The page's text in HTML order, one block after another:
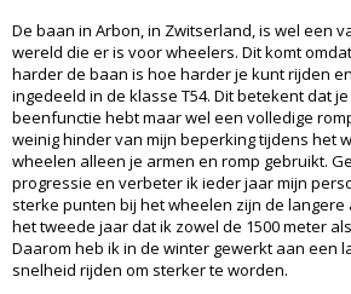
De baan in Arbon, in Zwitserland, is wel een
wereld die er is voor wheelers. Dit komt
harder de baan is hoe harder je kunt rijden
ingedeeld in de klasse T54. Dit betekent dat
beenfunctie hebt maar wel een volledige
weinig hinder van mijn beperking tijdens het
wheelen alleen je armen en romp gebruikt.
progressie en verbeter ik ieder jaar mijn
sterke punten bij het wheelen zijn de
het tweede jaar dat ik zowel de 1500 meter
Daarom heb ik in de winter gewerkt aan een
snelheid rijden om sterker te worden.